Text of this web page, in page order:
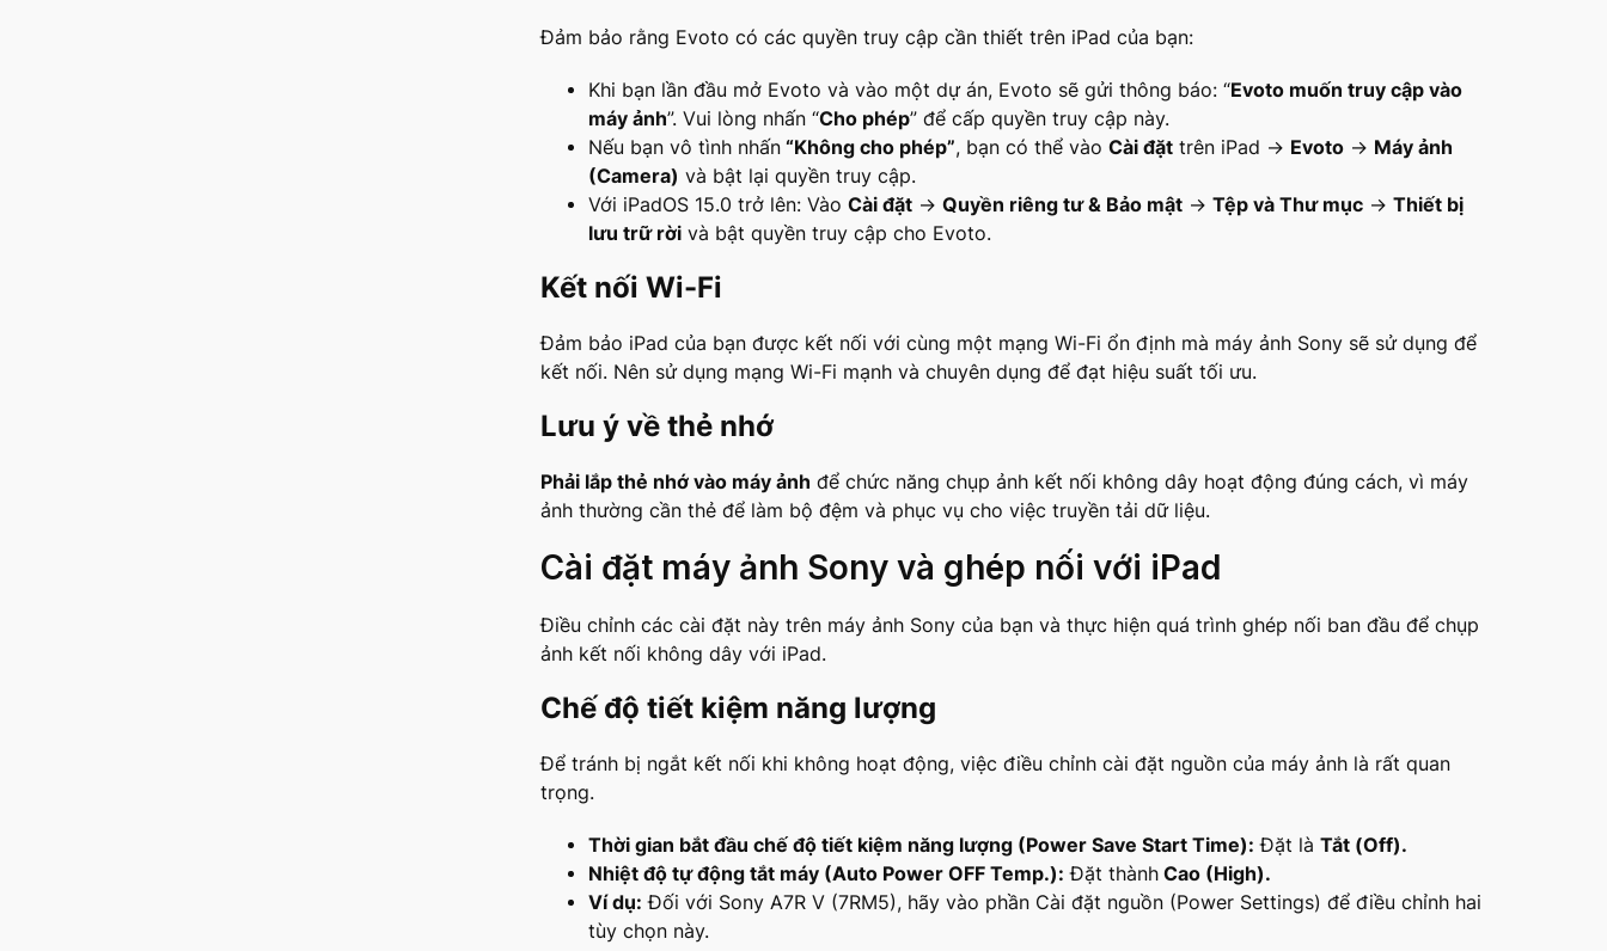
Đảm bảo rằng Evoto có các quyền truy cập cần thiết trên iPad của bạn:
Khi bạn lần đầu mở Evoto và vào một dự án, Evoto sẽ gửi thông báo: “Evoto muốn truy cập vào
máy ảnh”. Vui lòng nhấn “Cho phép” để cấp quyền truy cập này.
Nếu bạn vô tình nhấn “Không cho phép”, bạn có thể vào Cài đặt trên iPad → Evoto → Máy ảnh
(Camera) và bật lại quyền truy cập.
Với iPadOS 15.0 trở lên: Vào Cài đặt → Quyền riêng tư & Bảo mật → Tệp và Thư mục → Thiết bị
lưu trữ rời và bật quyền truy cập cho Evoto.
Kết nối Wi-Fi
Đảm bảo iPad của bạn được kết nối với cùng một mạng Wi-Fi ổn định mà máy ảnh Sony sẽ sử dụng để
kết nối. Nên sử dụng mạng Wi-Fi mạnh và chuyên dụng để đạt hiệu suất tối ưu.
Lưu ý về thẻ nhớ
Phải lắp thẻ nhớ vào máy ảnh để chức năng chụp ảnh kết nối không dây hoạt động đúng cách, vì máy
ảnh thường cần thẻ để làm bộ đệm và phục vụ cho việc truyền tải dữ liệu.
Cài đặt máy ảnh Sony và ghép nối với iPad
Điều chỉnh các cài đặt này trên máy ảnh Sony của bạn và thực hiện quá trình ghép nối ban đầu để chụp
ảnh kết nối không dây với iPad.
Chế độ tiết kiệm năng lượng
Để tránh bị ngắt kết nối khi không hoạt động, việc điều chỉnh cài đặt nguồn của máy ảnh là rất quan
trọng.
Thời gian bắt đầu chế độ tiết kiệm năng lượng (Power Save Start Time): Đặt là Tắt (Off).
Nhiệt độ tự động tắt máy (Auto Power OFF Temp.): Đặt thành Cao (High).
Ví dụ: Đối với Sony A7R V (7RM5), hãy vào phần Cài đặt nguồn (Power Settings) để điều chỉnh hai
tùy chọn này.